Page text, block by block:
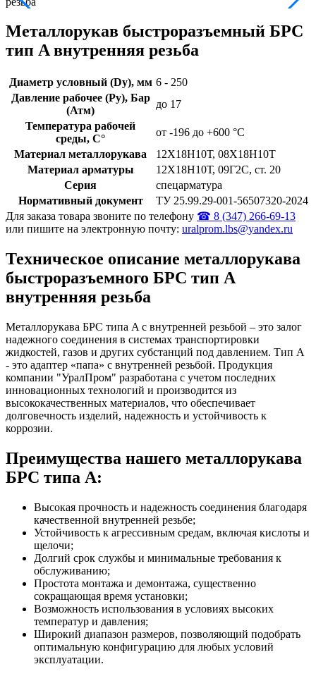
Металлорукав быстроразъемный БРС
тип A внутренняя резьба
Диаметр условный (Dy), мм 6 - 250
Давление рабочее (Py), Бар
(Атм)
до 17
Температура рабочей
среды, С°
от -196 до +600 °С
Материал металлорукава
12Х18Н10Т, 08Х18Н10Т
Материал арматуры
12Х18Н10Т, 09Г2С, ст. 20
Серия
спецарматура
Нормативный документ
ТУ 25.99.29‑001‑56507320‑2024
Для заказа товара звоните по телефону ☎ 8 (347) 266‑69‑13
или пишите на электронную почту: uralprom.lbs@yandex.ru
Техническое описание металлорукава
быстроразъемного БРС тип A
внутренняя резьба
Металлорукава БРС типа A с внутренней резьбой – это залог
надежного соединения в системах транспортировки
жидкостей, газов и других субстанций под давлением. Тип А
- это адаптер «папа» с внутренней резьбой. Продукция
компании "УралПром" разработана с учетом последних
инновационных технологий и производится из
высококачественных материалов, что обеспечивает
долговечность изделий, надежность и устойчивость к
коррозии.
Преимущества нашего металлорукава
БРС типа A:
Высокая прочность и надежность соединения благодаря
качественной внутренней резьбе;
Устойчивость к агрессивным средам, включая кислоты и
щелочи;
Долгий срок службы и минимальные требования к
обслуживанию;
Простота монтажа и демонтажа, существенно
сокращающая время установки;
Возможность использования в условиях высоких
температур и давления;
Широкий диапазон размеров, позволяющий подобрать
оптимальную конфигурацию для любых условий
эксплуатации.